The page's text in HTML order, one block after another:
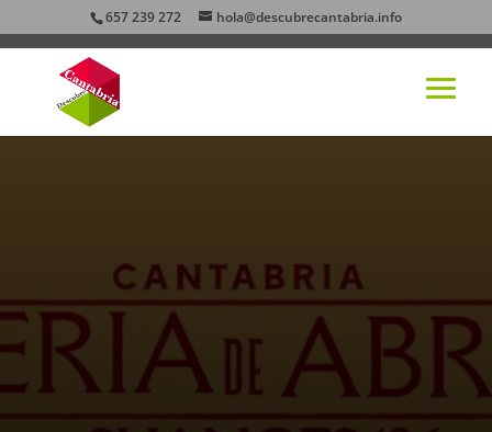
657 239 272 hola@descubrecantabria.info